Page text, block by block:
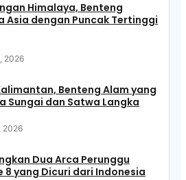
Himalaya, Benteng
Asia dengan Puncak Tertinggi
2026
Benteng Alam yang
Sungai dan Satwa Langka
2026
Dua Arca Perunggu
8 yang Dicuri dari Indonesia